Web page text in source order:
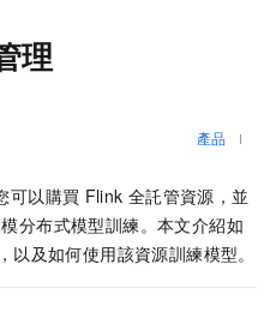
理
產品
可以購買 Flink 全託管資源，並
分布式模型訓練。本文介紹如
以及如何使用該資源訓練模型。